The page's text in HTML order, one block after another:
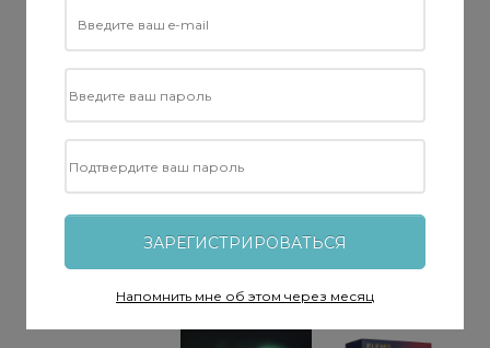
ЗАРЕГИСТРИРОВАТЬСЯ
Напомнить мне об этом через месяц